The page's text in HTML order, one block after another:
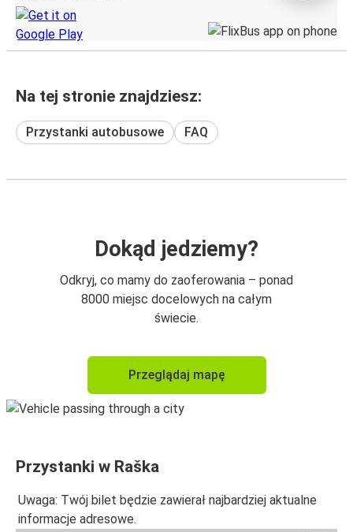
Na tej stronie znajdziesz:
Przystanki autobusowe FAQ
Dokąd jedziemy?
Odkryj, co mamy do zaoferowania – ponad
8000 miejsc docelowych na całym
świecie.
Przeglądaj mapę
Przystanki w Raška
Uwaga: Twój bilet będzie zawierał najbardziej aktualne
informacje adresowe.